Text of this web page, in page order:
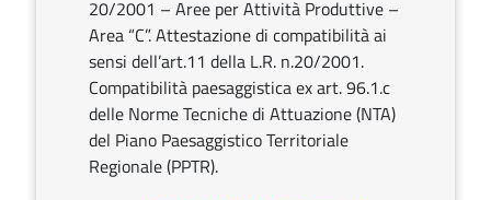
20/2001 – Aree per Attività Produttive –
Area “C”. Attestazione di compatibilità ai
sensi dell’art.11 della L.R. n.20/2001.
Compatibilità paesaggistica ex art. 96.1.c
delle Norme Tecniche di Attuazione (NTA)
del Piano Paesaggistico Territoriale
Regionale (PPTR).